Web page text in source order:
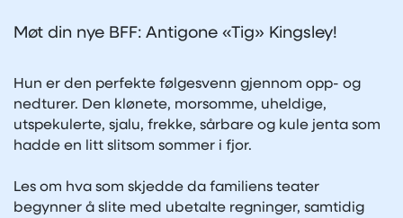
Møt din nye BFF: Antigone «Tig» Kingsley!
Hun er den perfekte følgesvenn gjennom opp- og
nedturer. Den klønete, morsomme, uheldige,
utspekulerte, sjalu, frekke, sårbare og kule jenta som
hadde en litt slitsom sommer i fjor.
Les om hva som skjedde da familiens teater
begynner å slite med ubetalte regninger, samtidig